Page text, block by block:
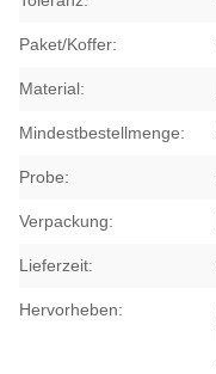
Paket/Koffer:
Material:
Mindestbestellmenge:
Probe:
Verpackung:
Lieferzeit:
Hervorheben: